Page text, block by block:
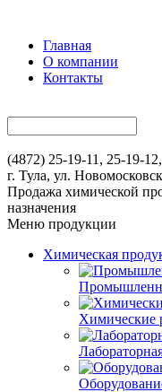
Главная
О компании
Контакты
(4872) 25-19-11, 25-19-
г. Тула, ул.
Продажа химической
назначения
Меню продукции
Химическая
Химические